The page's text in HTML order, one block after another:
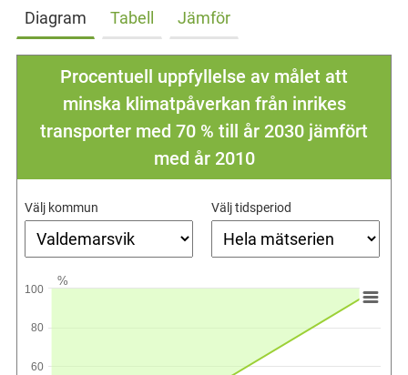
Diagram Tabell Jämför
Procentuell uppfyllelse av målet att
minska klimatpåverkan från inrikes
transporter med 70 % till år 2030 jämfört
med år 2010
Välj kommun Välj tidsperiod
%
60
80
100